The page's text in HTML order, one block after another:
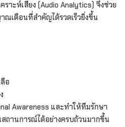
ราะห์เสียง (Audio Analytics) จึงช่วย
เตือนที่สำคัญได้รวดเร็วยิ่งขึ้น
อ
Awareness และทำให้ทีมรักษา
ถานการณ์ได้อย่างครบถ้วนมากขึ้น